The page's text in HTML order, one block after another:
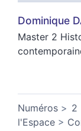
Dominique
Master 2
Numéros
2
l'Espace